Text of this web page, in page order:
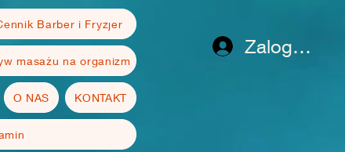
Barber i Fryzjer
masażu na organizm
O NAS KONTAKT
Zaloguj się